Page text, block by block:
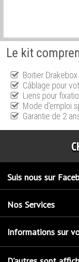
Le kit
Boitier
Câblage pour
Liens pour
Mode d'emploi
Garantie de 2
Suis nous sur
Nos Services
Informations sur